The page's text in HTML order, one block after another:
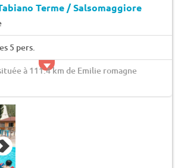
Terme / Salsomaggiore
5 pers.
à 111.4 km de Emilie romagne